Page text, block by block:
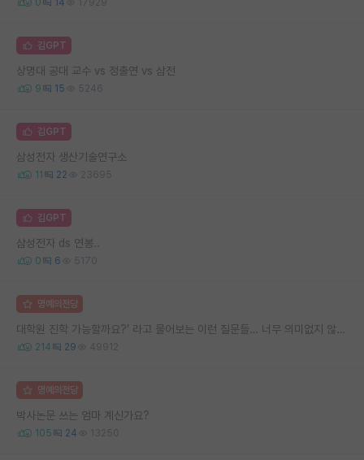
김GPT
상명대 공대 교수 vs 정출연 vs 삼전
9 15 5246
김GPT
삼성전자 생산기술연구소
11 22 23695
김GPT
삼성전자 ds 연봉..
0 6 5170
명예의전당
대학원 진학 가능할까요?’ 라고 물어보는 이런 질문들… 너무 의미없지 않나요?
214 29 49912
명예의전당
박사논문 쓰는 엄마 계신가요?
105 24 13250